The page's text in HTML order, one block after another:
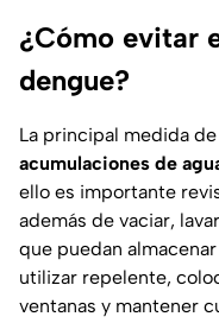
¿Cómo evitar
dengue?
La principal medida
acumulaciones de
ello es importante
además de vaciar,
que puedan
utilizar repelente,
ventanas y mantener